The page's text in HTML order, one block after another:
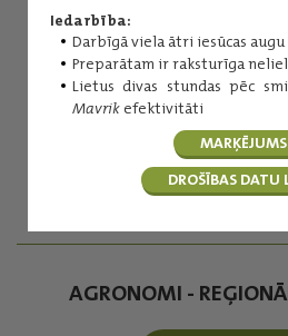
Iedarbība:
Darbīgā viela ātri iesūcas
Preparātam ir raksturīga
Lietus divas stundas pēc
Mavrik efektivitāti
MARĶĒJUMS
DROŠĪBAS DATU
Inese
Augu aizsardzības
(+371)
AGRONOMI -